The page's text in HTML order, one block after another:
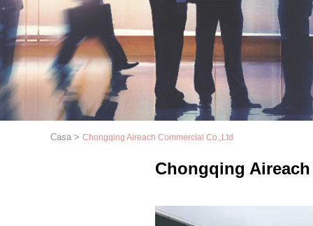
Casa > Chongqing Aireach Commercial Co.,Ltd
Chongqing